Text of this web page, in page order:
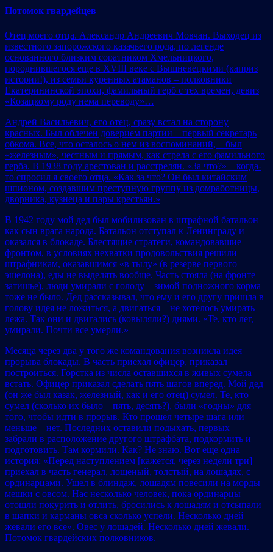
Потомок гвардейцев
Отец моего отца. Александр Андреевич Мовчан. Выходец из
известного запорожского казачьего рода, по легенде
основанного близким соратником Хмельницкого,
породнившегося еще в XVIII веке с Вышневецкими (каприз
истории!), из семьи куренных атаманов – полковники
Екатерининской эпохи, фамильный герб с тех времен, девиз
«Козацкому роду нема переводу»…
Андрей Васильевич, его отец, сразу встал на сторону
красных. Был облечен доверием партии – первый секретарь
обкома. Все, что осталось о нем из воспоминаний, – был
«железным», честным и прямым, как стрела с его фамильного
герба. В 1938 году арестован и расстрелян. «За что?» – когда-
то спросил я своего отца. «Как за что? Он был китайским
шпионом, создавшим преступную группу из домработницы,
дворника, кузнеца и пары крестьян.»
В 1942 году мой дед был мобилизован в штрафной батальон
как сын врага народа. Батальон отступал к Ленинграду и
оказался в блокаде. Блестящие стратеги, командовавшие
фронтом, в условиях нехватки продовольствия решили –
штрафникам, оказавшимся «в тылу» (в резерве первого
эшелона), еды не выделять вообще. Часть стояла (на фронте
затишье), люди умирали с голоду – зимой подножного корма
тоже не было. Дед рассказывал, что ему и его другу пришла в
голову идея не ложиться, а двигаться – не хотелось умирать
лежа. Так они и двигались (ковыляли?) днями. «Те, кто лег,
умирали. Почти все умерли.»
Месяца через два у того же командования возникла идея
прорыва блокады. В часть приехал офицер, приказал
построиться. Горстка из числа оставшихся в живых сумела
встать. Офицер приказал сделать пять шагов вперед. Мой дед
(он же был казак, железный, как и его отец) сумел. Те, кто
сумел (сколько их было – пять, десять?), были «годны» для
того, чтобы идти в прорыв. Кто прошел четыре шага или
меньше – нет. Последних оставили подыхать, первых –
забрали в расположение другого штрафбата, подкормить и
подготовить. Там кормили. Как? Не знаю. Вот еще одна
история: «Перед наступлением [кажется, через недели три]
приехал в часть генерал, лощеный, толстый, на лошадях, с
ординарцами. Ушел в блиндаж, лошадям повесили на морды
мешки с овсом. Нас несколько человек, пока ординарцы
отошли покурить и отлить, бросились к лошадям и отсыпали
в шапки и карманы овса сколько успели. Несколько дней
жевали его все». Овес у лошадей. Несколько дней жевали.
Потомок гвардейских полковников.